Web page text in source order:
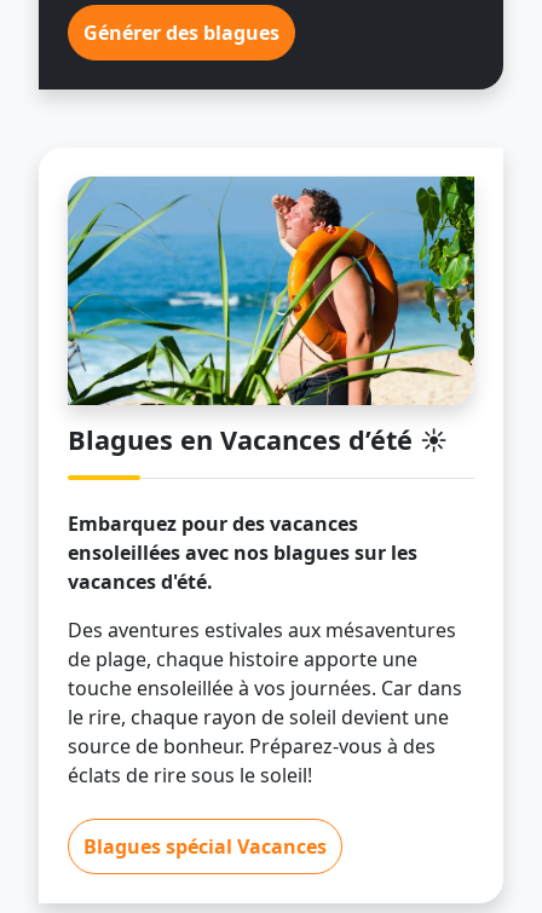
Générer des blagues
Blagues en Vacances d’été ☀️
Embarquez pour des vacances
ensoleillées avec nos blagues sur les
vacances d'été.
Des aventures estivales aux mésaventures
de plage, chaque histoire apporte une
touche ensoleillée à vos journées. Car dans
le rire, chaque rayon de soleil devient une
source de bonheur. Préparez-vous à des
éclats de rire sous le soleil!
Blagues spécial Vacances